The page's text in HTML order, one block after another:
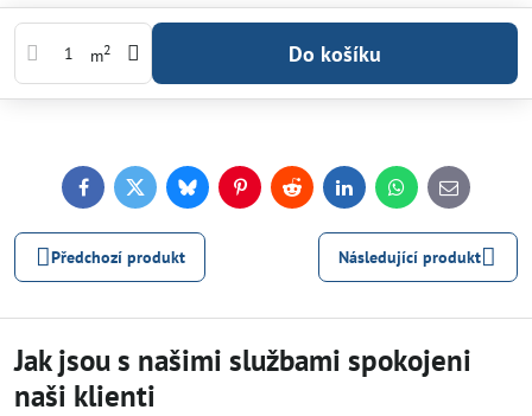
m2 Do košíku
FacebookTwitterBlueskyPinterestReddit LinkedInWhatsApp
E-
mail
Předchozí produkt Následující produkt
Jak jsou s našimi službami spokojeni
naši klienti